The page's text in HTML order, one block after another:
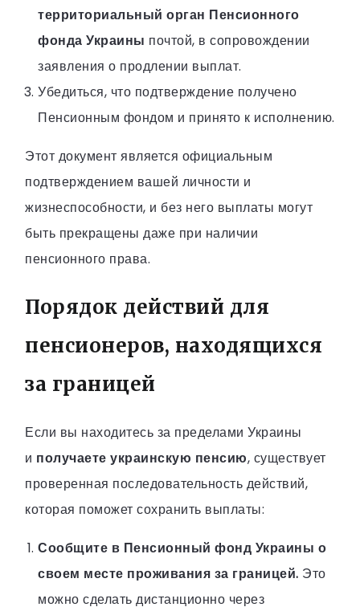
территориальный орган Пенсионного
фонда Украины почтой, в сопровождении
заявления о продлении выплат.
Убедиться, что подтверждение получено
Пенсионным фондом и принято к исполнению.
Этот документ является официальным
подтверждением вашей личности и
жизнеспособности, и без него выплаты могут
быть прекращены даже при наличии
пенсионного права.
Порядок действий для
пенсионеров, находящихся
за границей
Если вы находитесь за пределами Украины
и получаете украинскую пенсию, существует
проверенная последовательность действий,
которая поможет сохранить выплаты:
Сообщите в Пенсионный фонд Украины о
своем месте проживания за границей. Это
можно сделать дистанционно через